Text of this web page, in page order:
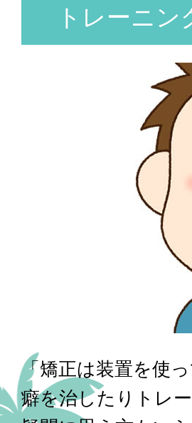
トレーニ
「矯正は装置を使
癖を治したりトレ